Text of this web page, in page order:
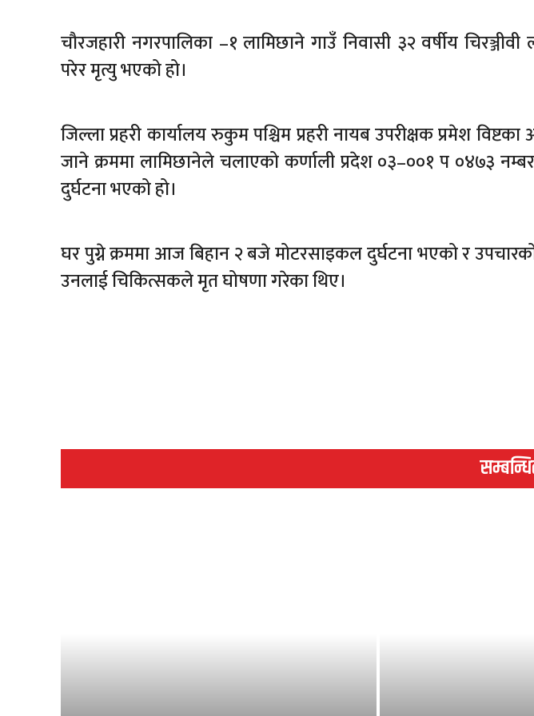
चौरजहारी नगरपालिका –१ लामिछाने गाउँ निवासी ३२ वर्षीय
परेर मृत्यु भएको हो।
जिल्ला प्रहरी कार्यालय रुकुम पश्चिम प्रहरी नायब उपरीक्षक प्रमेश
जाने क्रममा लामिछानेले चलाएको कर्णाली प्रदेश ०३–००१ प ०४७३
दुर्घटना भएको हो।
घर पुग्ने क्रममा आज बिहान २ बजे मोटरसाइकल दुर्घटना भएको र
उनलाई चिकित्सकले मृत घोषणा गरेका थिए।